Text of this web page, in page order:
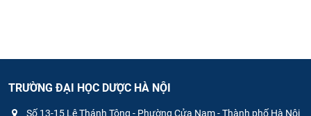
TRƯỜNG ĐẠI HỌC DƯỢC HÀ NỘI
Số 13-15 Lê Thánh Tông - Phường Cửa Nam - Thành phố Hà Nội